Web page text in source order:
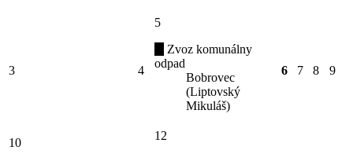
3 4
5
Zvoz komunálny
odpad
Bobrovec
(Liptovský
Mikuláš)
6 7 8 9
10
12